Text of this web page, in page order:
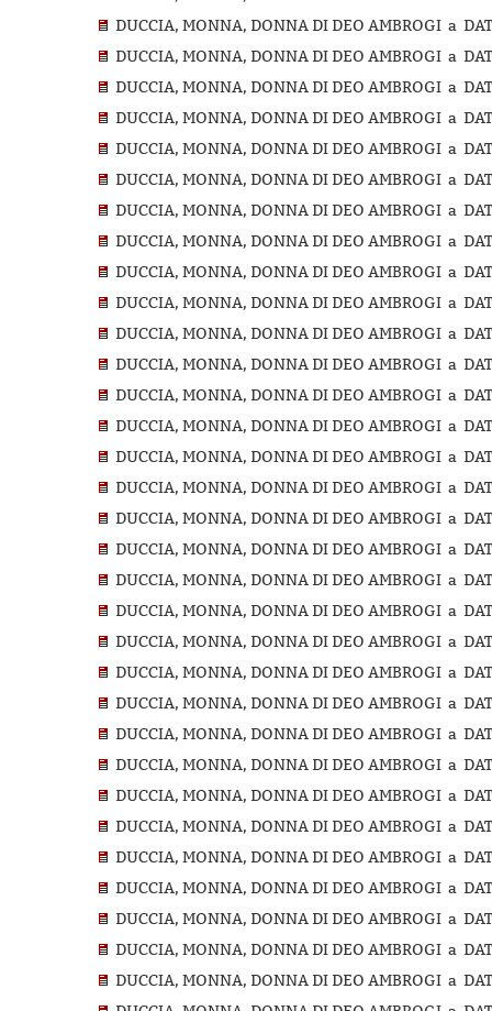
DUCCIA, MONNA, DONNA DI DEO AMBROGI a
DUCCIA, MONNA, DONNA DI DEO AMBROGI a
DUCCIA, MONNA, DONNA DI DEO AMBROGI a
DUCCIA, MONNA, DONNA DI DEO AMBROGI a
DUCCIA, MONNA, DONNA DI DEO AMBROGI a
DUCCIA, MONNA, DONNA DI DEO AMBROGI a
DUCCIA, MONNA, DONNA DI DEO AMBROGI a
DUCCIA, MONNA, DONNA DI DEO AMBROGI a
DUCCIA, MONNA, DONNA DI DEO AMBROGI a
DUCCIA, MONNA, DONNA DI DEO AMBROGI a
DUCCIA, MONNA, DONNA DI DEO AMBROGI a
DUCCIA, MONNA, DONNA DI DEO AMBROGI a
DUCCIA, MONNA, DONNA DI DEO AMBROGI a
DUCCIA, MONNA, DONNA DI DEO AMBROGI a
DUCCIA, MONNA, DONNA DI DEO AMBROGI a
DUCCIA, MONNA, DONNA DI DEO AMBROGI a
DUCCIA, MONNA, DONNA DI DEO AMBROGI a
DUCCIA, MONNA, DONNA DI DEO AMBROGI a
DUCCIA, MONNA, DONNA DI DEO AMBROGI a
DUCCIA, MONNA, DONNA DI DEO AMBROGI a
DUCCIA, MONNA, DONNA DI DEO AMBROGI a
DUCCIA, MONNA, DONNA DI DEO AMBROGI a
DUCCIA, MONNA, DONNA DI DEO AMBROGI a
DUCCIA, MONNA, DONNA DI DEO AMBROGI a
DUCCIA, MONNA, DONNA DI DEO AMBROGI a
DUCCIA, MONNA, DONNA DI DEO AMBROGI a
DUCCIA, MONNA, DONNA DI DEO AMBROGI a
DUCCIA, MONNA, DONNA DI DEO AMBROGI a
DUCCIA, MONNA, DONNA DI DEO AMBROGI a
DUCCIA, MONNA, DONNA DI DEO AMBROGI a
DUCCIA, MONNA, DONNA DI DEO AMBROGI a
DUCCIA, MONNA, DONNA DI DEO AMBROGI a